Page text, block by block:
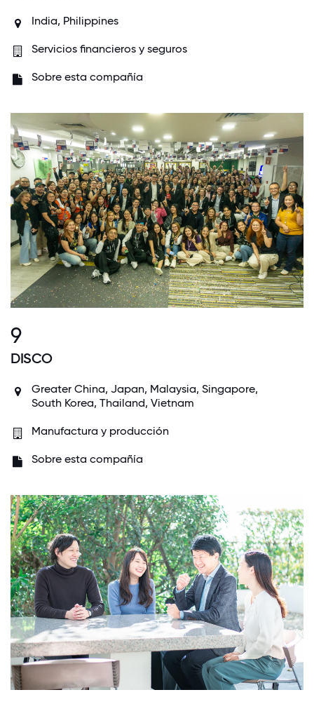
India, Philippines
Servicios financieros y seguros
Sobre esta compañía
9
DISCO
Greater China, Japan, Malaysia, Singapore,
South Korea, Thailand, Vietnam
Manufactura y producción
Sobre esta compañía